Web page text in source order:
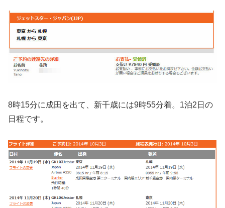
8時15分に成田を出て、新千歳には9時55分着。1泊2日の
日程です。